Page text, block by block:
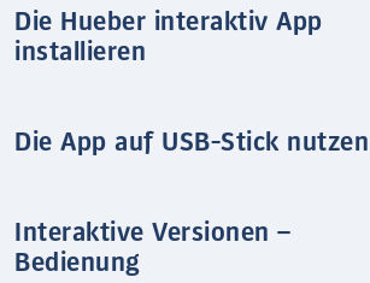
Die Hueber interaktiv App
installieren
Die App auf USB-Stick nutzen
Interaktive Versionen –
Bedienung